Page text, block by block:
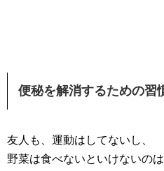
便秘を解消するための習
友人も、運動はしてないし、
野菜は食べないといけないの